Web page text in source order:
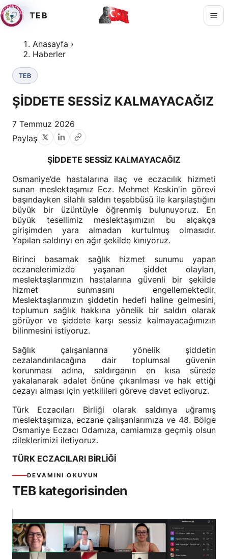
TEB
Anasayfa ›
Haberler
TEB
ŞİDDETE SESSİZ KALMAYACAĞIZ
7 Temmuz 2026
Paylaş
ŞİDDETE SESSİZ KALMAYACAĞIZ
Osmaniye’de hastalarına ilaç ve eczacılık hizmeti
sunan meslektaşımız Ecz. Mehmet Keskin'in görevi
başındayken silahlı saldırı teşebbüsü ile karşılaştığını
büyük bir üzüntüyle öğrenmiş bulunuyoruz. En
büyük tesellimiz meslektaşımızın bu alçakça
girişimden yara almadan kurtulmuş olmasıdır.
Yapılan saldırıyı en ağır şekilde kınıyoruz.
Birinci basamak sağlık hizmet sunumu yapan
eczanelerimizde yaşanan şiddet olayları,
meslektaşlarımızın hastalarına güvenli bir şekilde
hizmet sunmasını engellemektedir.
Meslektaşlarımızın şiddetin hedefi haline gelmesini,
toplumun sağlık hakkına yönelik bir saldırı olarak
görüyor ve şiddete karşı sessiz kalmayacağımızın
bilinmesini istiyoruz.
Sağlık çalışanlarına yönelik şiddetin
cezalandırılacağına dair toplumsal güvenin
korunması adına, saldırganın en kısa sürede
yakalanarak adalet önüne çıkarılması ve hak ettiği
cezayı alması için yetkilileri göreve davet ediyoruz.
Türk Eczacıları Birliği olarak saldırıya uğramış
meslektaşımıza, eczane çalışanlarımıza ve 48. Bölge
Osmaniye Eczacı Odamıza, camiamıza geçmiş olsun
dileklerimizi iletiyoruz.
TÜRK ECZACILARI BİRLİĞİ
DEVAMINI OKUYUN
TEB kategorisinden
TEB
TEB
TEB